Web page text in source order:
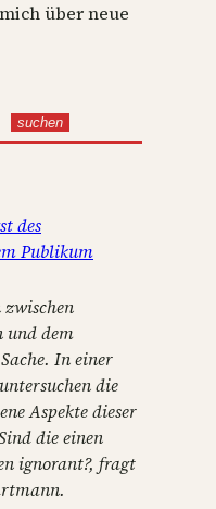
über neue
suchen
des
Publikum
dem
In einer
die
Aspekte dieser
die einen
ignorant?, fragt